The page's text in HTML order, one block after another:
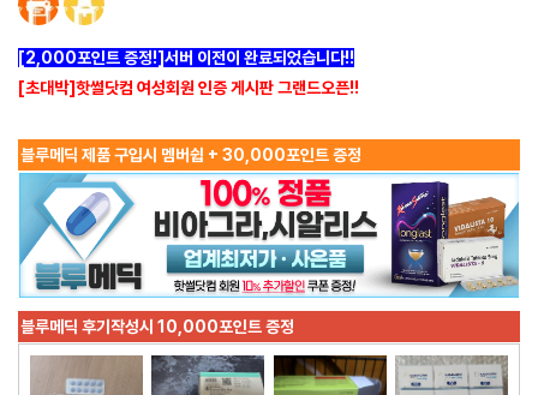
[2,000포인트 증정!]서버 이전이 완료되었습니다!!
[초대박]핫썰닷컴 여성회원 인증 게시판 그랜드오픈!!
블루메딕 제품 구입시 멤버쉽 + 30,000포인트 증정
블루메딕 후기작성시 10,000포인트 증정